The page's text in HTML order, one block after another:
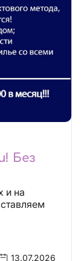
Без
и на
13.07.2026